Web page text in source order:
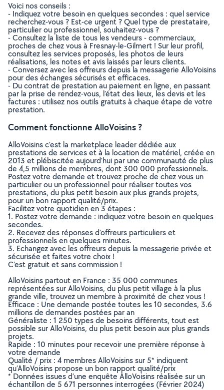
Voici nos conseils :
- Indiquez votre besoin en quelques secondes : quel service
recherchez-vous ? Est-ce urgent ? Quel type de prestataire,
particulier ou professionnel, souhaitez-vous ?
- Consultez la liste de tous les vendeurs - commerciaux,
proches de chez vous à Fresnay-le-Gilmert ! Sur leur profil,
consultez les services proposés, les photos de leurs
réalisations, les notes et avis laissés par leurs clients.
- Conversez avec les offreurs depuis la messagerie AlloVoisins
pour des échanges sécurisés et efficaces.
- Du contrat de prestation au paiement en ligne, en passant
par la prise de rendez-vous, l’état des lieux, les devis et les
factures : utilisez nos outils gratuits à chaque étape de votre
prestation.
Comment fonctionne AlloVoisins ?
AlloVoisins c’est la marketplace leader dédiée aux
prestations de services et à la location de matériel, créée en
2013 et plébiscitée aujourd’hui par une communauté de plus
de 4,5 millions de membres, dont 300 000 professionnels.
Postez votre demande et trouvez proche de chez vous un
particulier ou un professionnel pour réaliser toutes vos
prestations, du plus petit besoin aux plus grands projets,
pour un bon rapport qualité/prix.
Facilitez votre quotidien en 3 étapes :
1. Postez votre demande : indiquez votre besoin en quelques
secondes.
2. Recevez des réponses d’offreurs particuliers et
professionnels en quelques minutes.
3. Echangez avec les offreurs depuis la messagerie privée et
sécurisée et faites votre choix !
C’est gratuit et sans commission !
AlloVoisins partout en France : 35 000 communes
représentées sur AlloVoisins, du plus petit village à la plus
grande ville, trouvez un membre à proximité de chez vous !
Efficace : Une demande postée toutes les 10 secondes, 3.6
millions de demandes postées par an
Généraliste : 1 250 types de besoins différents, tout est
possible sur AlloVoisins, du plus petit besoin aux plus grands
projets.
Rapide : 10 minutes pour recevoir une première réponse à
votre demande
Qualité / prix : 4 membres AlloVoisins sur 5* indiquent
qu’AlloVoisins propose un bon rapport qualité/prix
* Données issues d’une enquête AlloVoisins réalisée sur un
échantillon de 5 671 personnes interrogées (Février 2024)